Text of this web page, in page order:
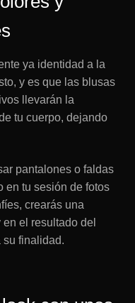
ya identidad a la
y es que las blusas
llevarán la
tu cuerpo, dejando
pantalones o faldas
en tu sesión de fotos
crearás una
el resultado del
su finalidad.